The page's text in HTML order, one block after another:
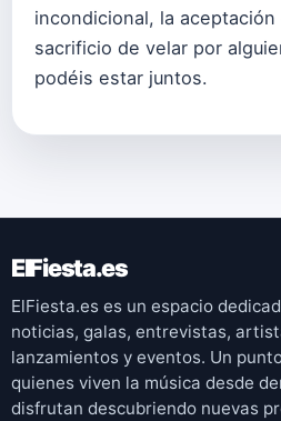
incondicional, la
sacrificio de velar por
podéis estar juntos.
ElFiesta.es
ElFiesta.es es un espacio
noticias, galas, entrevistas,
lanzamientos y eventos. Un
quienes viven la música desde
disfrutan descubriendo nuevas